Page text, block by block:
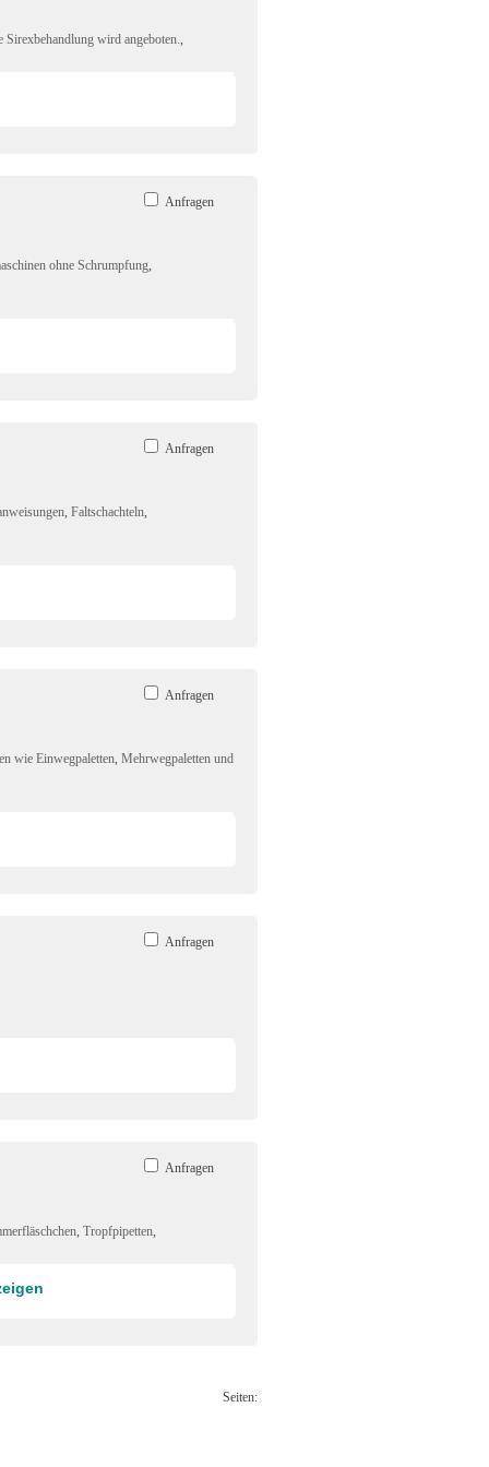
Sirexbehandlung wird angeboten.,
Anfragen
ohne Schrumpfung,
Anfragen
, Faltschachteln,
Anfragen
wie Einwegpaletten, Mehrwegpaletten und
Anfragen
Anfragen
, Tropfpipetten,
Seiten: